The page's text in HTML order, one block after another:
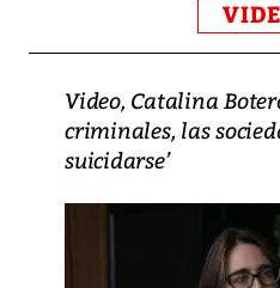
Video, Catalina
criminales, las
suicidarse’